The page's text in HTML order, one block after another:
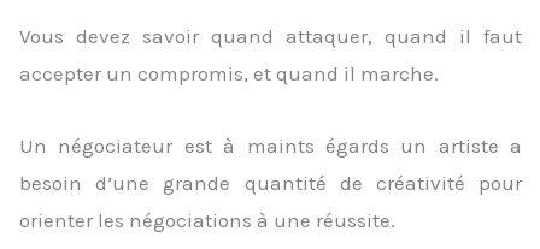
Vous devez savoir quand attaquer, quand il faut
accepter un compromis, et quand il marche.
Un négociateur est à maints égards un artiste a
besoin d’une grande quantité de créativité pour
orienter les négociations à une réussite.